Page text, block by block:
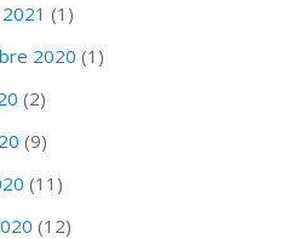
(1)
2020 (1)
(2)
(9)
(11)
(12)